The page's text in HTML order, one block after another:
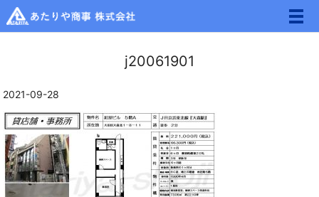
メ
j20061901
2021-09-28